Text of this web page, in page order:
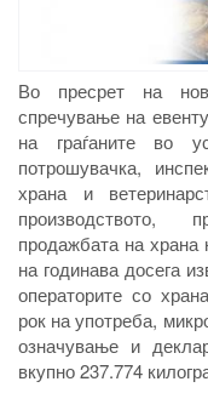
Во пресрет на
спречување на
на граѓаните во
потрошувачка,
храна и
производството,
продажбата на храна
на годинава досега
операторите со
рок на употреба,
означување и
вкупно 237.774